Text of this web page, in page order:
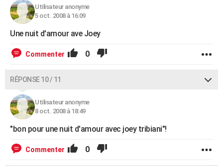
Utilisateur anonyme
5 oct. 2008 à 16:09
Une nuit d'amour ave Joey
Commenter 0
RÉPONSE 10 / 11
Utilisateur anonyme
8 oct. 2008 à 18:49
"bon pour une nuit d'amour avec joey tribiani"!
Commenter 0